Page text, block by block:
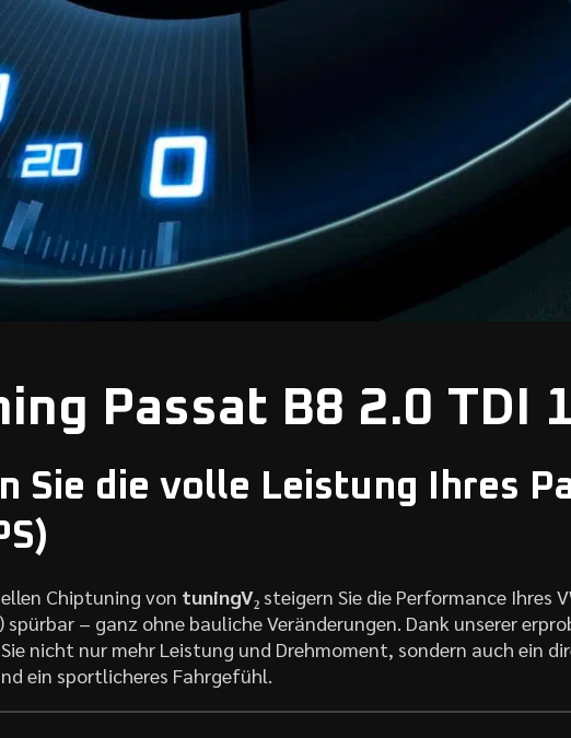
Passat B8 2.0 TDI
Sie die volle Leistung Ihres
Chiptuning von tuningV₂steigern Sie die Performance Ihres
– ganz ohne bauliche Veränderungen. Dank unserer
nicht nur mehr Leistung und Drehmoment, sondern auch ein
ein sportlicheres Fahrgefühl.